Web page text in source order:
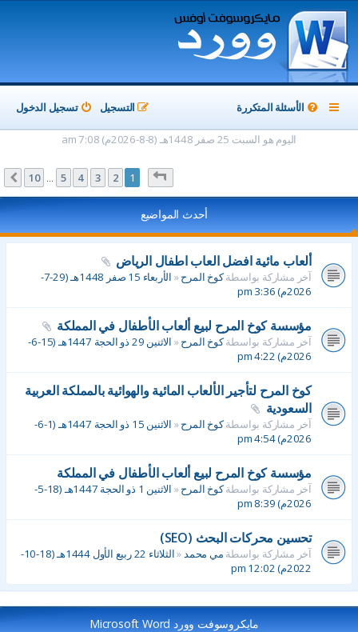
الأسئلة المتكررة تسجيل الدخول التسجيل
اليوم هو السبت 25 صفر 1448هـ (8-8-2026م) 7:08 am
من10
1
2
3
4
5
10 التالي
أحدث المواضيع
ألعاب مائية افضل العاب اطفال الرياض
آخر مشاركة بواسطةكوخ المرح«
الأربعاء 15 صفر 1448هـ (29-7-
2026م) 3:36 pm
مؤسسة كوخ المرح لبيع ألعاب الأطفال في المملكة
آخر مشاركة بواسطةكوخ المرح«
الاثنين 29 ذو الحجة 1447هـ (15-6-
2026م) 4:22 pm
كوخ المرح لتأجير الألعاب المائية والهوائية بالمملكة العربية
السعودية
آخر مشاركة بواسطةكوخ المرح«
الاثنين 15 ذو الحجة 1447هـ (1-6-
2026م) 4:54 pm
مؤسسة كوخ المرح لبيع ألعاب الأطفال في المملكة
آخر مشاركة بواسطةكوخ المرح«
الاثنين 1 ذو الحجة 1447هـ (18-5-
2026م) 8:39 pm
تحسين محركات البحث (SEO)
آخر مشاركة بواسطةمي محمد«
الثلاثاء 22 ربيع الأول 1444هـ (18-10-
2022م) 12:02 pm
مايكروسوفت وورد Microsoft Word